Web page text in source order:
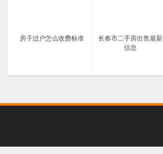
房子过户怎么收费标准
长春市二手房出售最新
信息